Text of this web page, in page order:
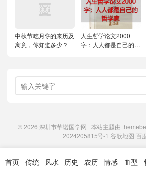
中秋节吃月饼的来历及
寓意，你知道多少？
人生哲学论文2000
字：人人都是自己的哲
© 2026 深圳市芊诺国学网 本站主题由
2024205815号-1 谷歌地图 百
首页 传统 风水 历史 农历 情感 血型